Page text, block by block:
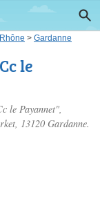
> Gardanne
le
le Payannet",
, 13120 Gardanne.